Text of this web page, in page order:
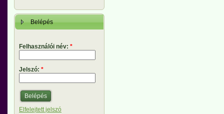
Belépés
Felhasználói név: *
Jelszó: *
Elfelejtett jelszó